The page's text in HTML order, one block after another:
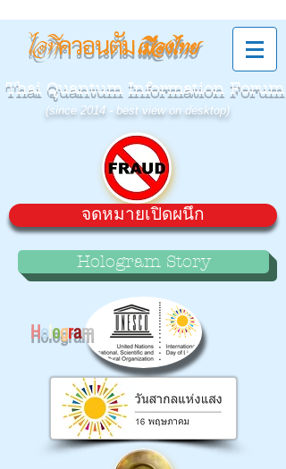
ไอทีควอนตัมเมืองไทย
Thai Quantum Information Forum
(since 2014 - best view on desktop)
จดหมายเปิดผนึก
Hologram Story
Hologram